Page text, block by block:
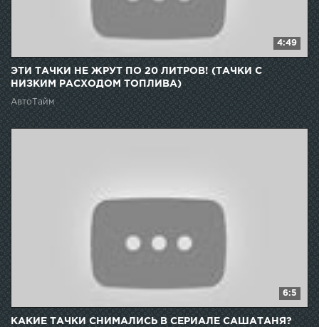
4:49
ЭТИ ТАЧКИ НЕ ЖРУТ ПО 20 ЛИТРОВ! (ТАЧКИ С
НИЗКИМ РАСХОДОМ ТОПЛИВА)
АвтоТайм
6:5
КАКИЕ ТАЧКИ СНИМАЛИСЬ В СЕРИАЛЕ САШАТАНЯ?